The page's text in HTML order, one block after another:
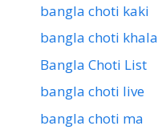
bangla choti kaki
bangla choti khala
Bangla Choti List
bangla choti live
bangla choti ma